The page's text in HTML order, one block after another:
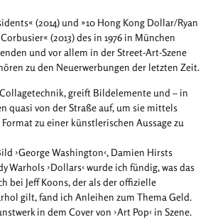
(2014) und »10 Hong Kong Dollar/Ryan
(2013) des in 1976 in München
und vor allem in der Street-Art-Szene
zu den Neuerwerbungen der letzten Zeit.
greift Bildelemente und – in
quasi von der Straße auf, um sie mittels
zu einer künstlerischen Aussage zu
›George Washington‹, Damien Hirsts
Warhols ›Dollars‹ wurde ich fündig, was das
bei Jeff Koons, der als der offizielle
gilt, fand ich Anleihen zum Thema Geld.
in dem Cover von ›Art Pop‹ in Szene.